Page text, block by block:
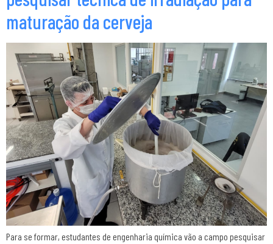
maturação da cerveja
Para se formar, estudantes de engenharia química vão a campo pesquisar